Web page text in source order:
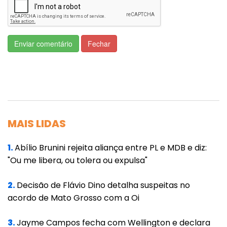
da Lei 11.340/2006.
A delegada-geral da Polícia Civil, Daniela
Maidel, comentou sobre o tema: “Cada
violência doméstica exige ação rápida e
integrada, e nosso compromisso é garantir
segurança e a urgência que sua situação
demanda.”
O aplicativo SOS Mulher MT surge como
ferramenta adicional de proteção para
mulheres em situação de violência doméstica
Enviar comentário Fechar
MAIS LIDAS
1.Abílio Brunini rejeita aliança entre PL e MDB e diz:
"Ou me libera, ou tolera ou expulsa"
2.Decisão de Flávio Dino detalha suspeitas no
acordo de Mato Grosso com a Oi
3.Jayme Campos fecha com Wellington e declara